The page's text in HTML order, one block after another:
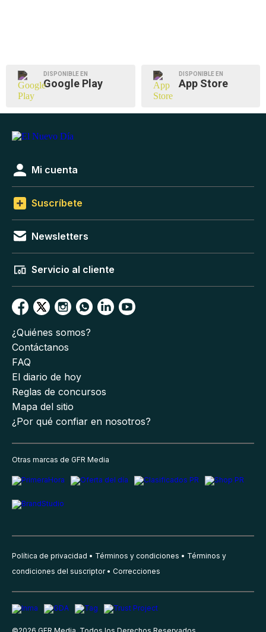
DISPONIBLE EN
Google Play
DISPONIBLE EN
App Store
Mi cuenta
Suscríbete
Newsletters
Servicio al cliente
¿Quiénes somos?
Contáctanos
FAQ
El diario de hoy
Reglas de concursos
Mapa del sitio
¿Por qué confiar en nosotros?
Otras marcas de GFR Media
Política de privacidad Términos y condiciones
Términos y
condiciones del suscriptor
Correcciones